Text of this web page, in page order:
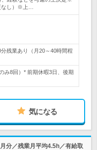
なし）※上…
残業あり（月20～40時間程
み8回）* 前期休暇3日、後期
気になる
分／残業月平均4.5h／有給取